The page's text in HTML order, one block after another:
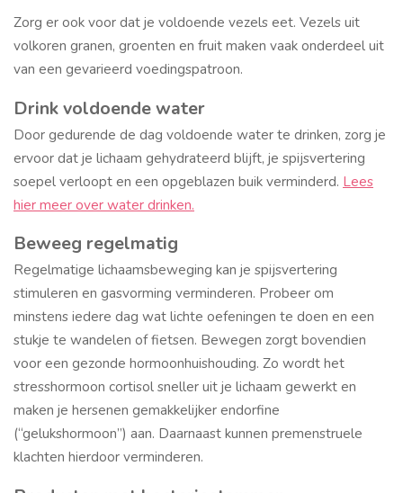
Zorg er ook voor dat je voldoende vezels eet. Vezels uit
volkoren granen, groenten en fruit maken vaak onderdeel uit
van een gevarieerd voedingspatroon.
Drink voldoende water
Door gedurende de dag voldoende water te drinken, zorg je
ervoor dat je lichaam gehydrateerd blijft, je spijsvertering
soepel verloopt en een opgeblazen buik verminderd. Lees
hier meer over water drinken.
Beweeg regelmatig
Regelmatige lichaamsbeweging kan je spijsvertering
stimuleren en gasvorming verminderen. Probeer om
minstens iedere dag wat lichte oefeningen te doen en een
stukje te wandelen of fietsen. Bewegen zorgt bovendien
voor een gezonde hormoonhuishouding. Zo wordt het
stresshormoon cortisol sneller uit je lichaam gewerkt en
maken je hersenen gemakkelijker endorfine
(“gelukshormoon”) aan. Daarnaast kunnen premenstruele
klachten hierdoor verminderen.